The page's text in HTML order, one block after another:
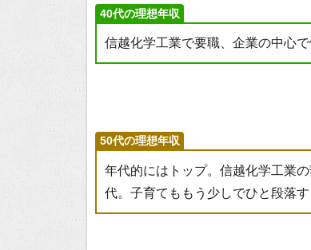
40代の理想年収
信越化学工業で要職、企業の中心
50代の理想年収
年代的にはトップ。信越化学工業
代。子育てももう少しでひと段落